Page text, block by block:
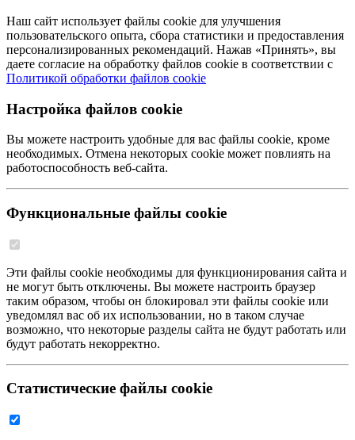
Наш сайт использует файлы cookie для улучшения
пользовательского опыта, сбора статистики и предоставления
персонализированных рекомендаций. Нажав «Принять», вы
даете согласие на обработку файлов cookie в соответствии с
Политикой обработки файлов cookie
Настройка файлов cookie
Вы можете настроить удобные для вас файлы cookie, кроме
необходимых. Отмена некоторых cookie может повлиять на
работоспособность веб-сайта.
Функциональные файлы cookie
Эти файлы cookie необходимы для функционирования сайта и
не могут быть отключены. Вы можете настроить браузер
таким образом, чтобы он блокировал эти файлы cookie или
уведомлял вас об их использовании, но в таком случае
возможно, что некоторые разделы сайта не будут работать или
будут работать некорректно.
Статистические файлы cookie